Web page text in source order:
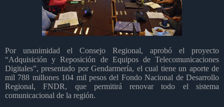
Por unanimidad el Consejo Regional, aprobó el proyecto
“Adquisición y Reposición de Equipos de Telecomunicaciones
Digitales”, presentado por Gendarmería, el cual tiene un aporte de
mil 788 millones 104 mil pesos del Fondo Nacional de Desarrollo
Regional, FNDR, que permitirá renovar todo el sistema
comunicacional de la región.